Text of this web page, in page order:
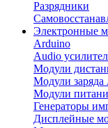
Разрядники
Электронные
Arduino
Audio
Модули
Модули
Модули
Генераторы
Дисплейные